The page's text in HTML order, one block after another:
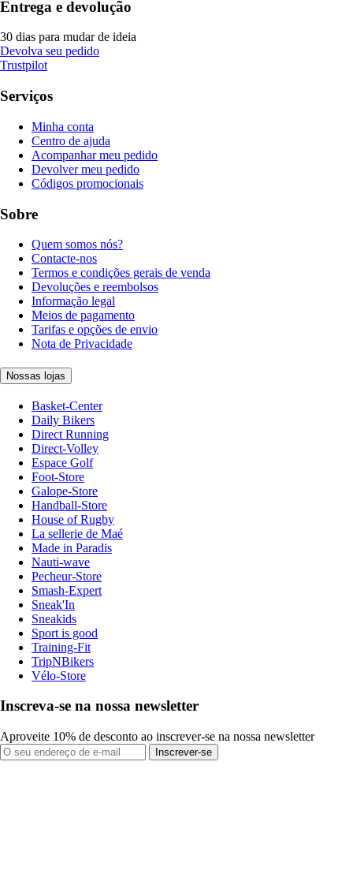
Entrega e devolução
30 dias para mudar de ideia
Devolva seu pedido
Trustpilot
Serviços
Minha conta
Centro de ajuda
Acompanhar meu pedido
Devolver meu pedido
Códigos promocionais
Sobre
Quem somos nós?
Contacte-nos
Termos e condições gerais de venda
Devoluções e reembolsos
Informação legal
Meios de pagamento
Tarifas e opções de envio
Nota de Privacidade
Nossas lojas
Basket-Center
Daily Bikers
Direct Running
Direct-Volley
Espace Golf
Foot-Store
Galope-Store
Handball-Store
House of Rugby
La sellerie de Maé
Made in Paradis
Nauti-wave
Pecheur-Store
Smash-Expert
Sneak'In
Sneakids
Sport is good
Training-Fit
TripNBikers
Vélo-Store
Inscreva-se na nossa newsletter
Aproveite 10% de desconto ao inscrever-se na nossa newsletter
Inscrever-se